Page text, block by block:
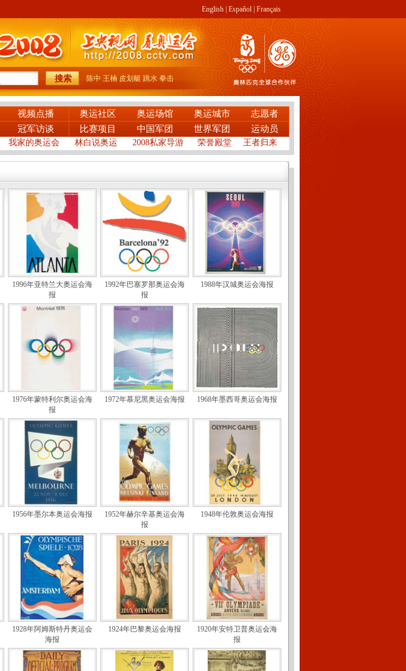
English Español Français
陈中 王楠 皮划艇 跳水 拳击
视频点播 奥运社区 奥运场馆 奥运城市
志愿者
冠军访谈 比赛项目 中国军团 世界军团 运动员
我家的奥运会 林白说奥运 2008私家导游 荣誉殿堂 王者归来
1996年亚特兰大奥运会海
报
1992年巴塞罗那奥运会海
报
1988年汉城奥运会海报
1976年蒙特利尔奥运会海
报
1972年慕尼黑奥运会海报 1968年墨西哥奥运会海报
1956年墨尔本奥运会海报
1952年赫尔辛基奥运会海
报
1948年伦敦奥运会海报
1928年阿姆斯特丹奥运会
海报
1924年巴黎奥运会海报
1920年安特卫普奥运会海
报